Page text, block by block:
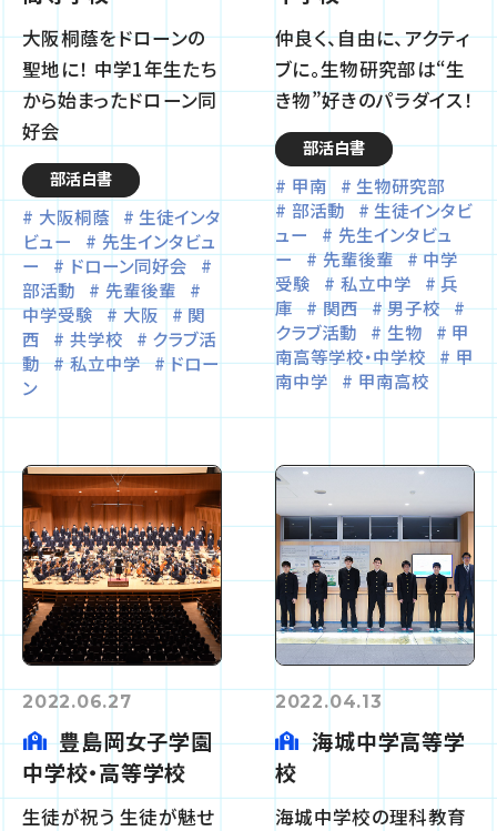
大阪桐蔭をドローンの
聖地に！ 中学1年生たち
から始まったドローン同
好会
部活白書
大阪桐蔭
生徒インタ
ビュー
先生インタビュ
ー
ドローン同好会
部活動
先輩後輩
中学受験
大阪
関
西
共学校
クラブ活
動
私立中学
ドロー
ン
仲良く、自由に、アクティ
ブに。生物研究部は“生
き物”好きのパラダイス！
部活白書
甲南
生物研究部
部活動
生徒インタビ
ュー
先生インタビュ
ー
先輩後輩
中学
受験
私立中学
兵
庫
関西
男子校
クラブ活動
生物
甲
南高等学校・中学校
甲
南中学
甲南高校
2022.06.27
豊島岡女子学園
中学校・高等学校
生徒が祝う 生徒が魅せ
2022.04.13
海城中学高等学
校
海城中学校の理科教育